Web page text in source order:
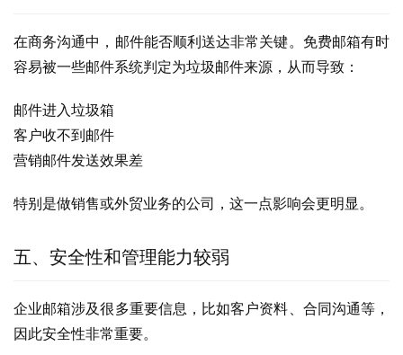
在商务沟通中，邮件能否顺利送达非常关键。免费邮箱有时
容易被一些邮件系统判定为垃圾邮件来源，从而导致：
邮件进入垃圾箱
客户收不到邮件
营销邮件发送效果差
特别是做销售或外贸业务的公司，这一点影响会更明显。
五、安全性和管理能力较弱
企业邮箱涉及很多重要信息，比如客户资料、合同沟通等，
因此安全性非常重要。